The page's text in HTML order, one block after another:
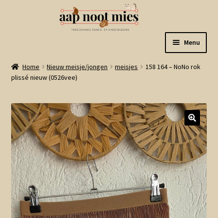
naar
navigatie
de
inhoud
Menu
Welkom
Winkel
Mijn account
Winkelmand
Linkjes
Home Nieuw meisje/jongen meisjes
158 164 – NoNo rok
plissé nieuw (0526vee)